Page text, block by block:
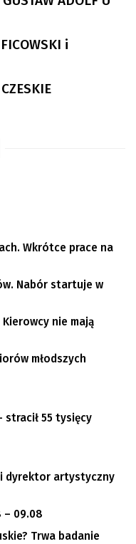
i
Wkrótce prace na
Nabór startuje w
nie mają
młodszych
stracił 55 tysięcy
i dyrektor artystyczny
– 09.08
Trwa badanie